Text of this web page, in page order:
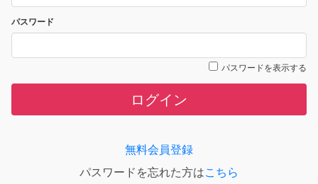
パスワード
パスワードを表示する
ログイン
無料会員登録
パスワードを忘れた方はこちら